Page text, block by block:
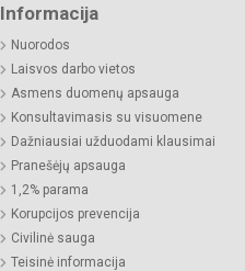
Informacija
Nuorodos
Laisvos darbo vietos
Asmens duomenų apsauga
Konsultavimasis su visuomene
Dažniausiai užduodami klausimai
Pranešėjų apsauga
1,2% parama
Korupcijos prevencija
Civilinė sauga
Teisinė informacija